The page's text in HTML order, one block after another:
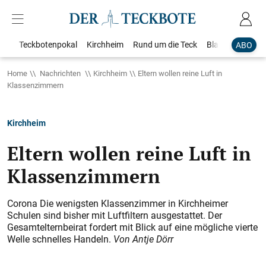
ABO
Teckbotenpokal Kirchheim Rund um die Teck Blaulicht
Home Nachrichten Kirchheim
Eltern wollen reine Luft in
Klassenzimmern
Kirchheim
Eltern wollen reine Luft in
Klassenzimmern
Corona Die wenigsten Klassenzimmer in Kirchheimer
Schulen sind bisher mit Luftfiltern ausgestattet. Der
Gesamtelternbeirat fordert mit Blick auf eine mögliche vierte
Welle schnelles Handeln. Von Antje Dörr